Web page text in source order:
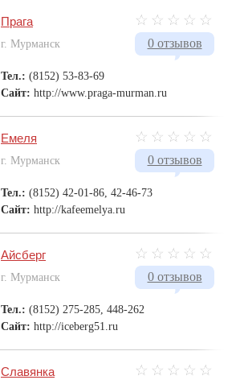
0 отзывов
Прага
г. Мурманск
Тел.: (8152) 53-83-69
Сайт: http://www.praga-murman.ru
0 отзывов
Емеля
г. Мурманск
Тел.: (8152) 42-01-86, 42-46-73
Сайт: http://kafeemelya.ru
0 отзывов
Айсберг
г. Мурманск
Тел.: (8152) 275-285, 448-262
Сайт: http://iceberg51.ru
Славянка